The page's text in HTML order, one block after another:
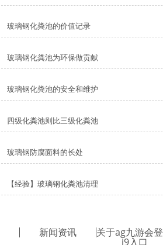
玻璃钢化粪池的价值记录
玻璃钢化粪池为环保做贡献
玻璃钢化粪池的安全和维护
四级化粪池则比三级化粪池
玻璃钢防腐面料的长处
【经验】玻璃钢化粪池清理
新闻资讯 关于ag九游会
j9入口